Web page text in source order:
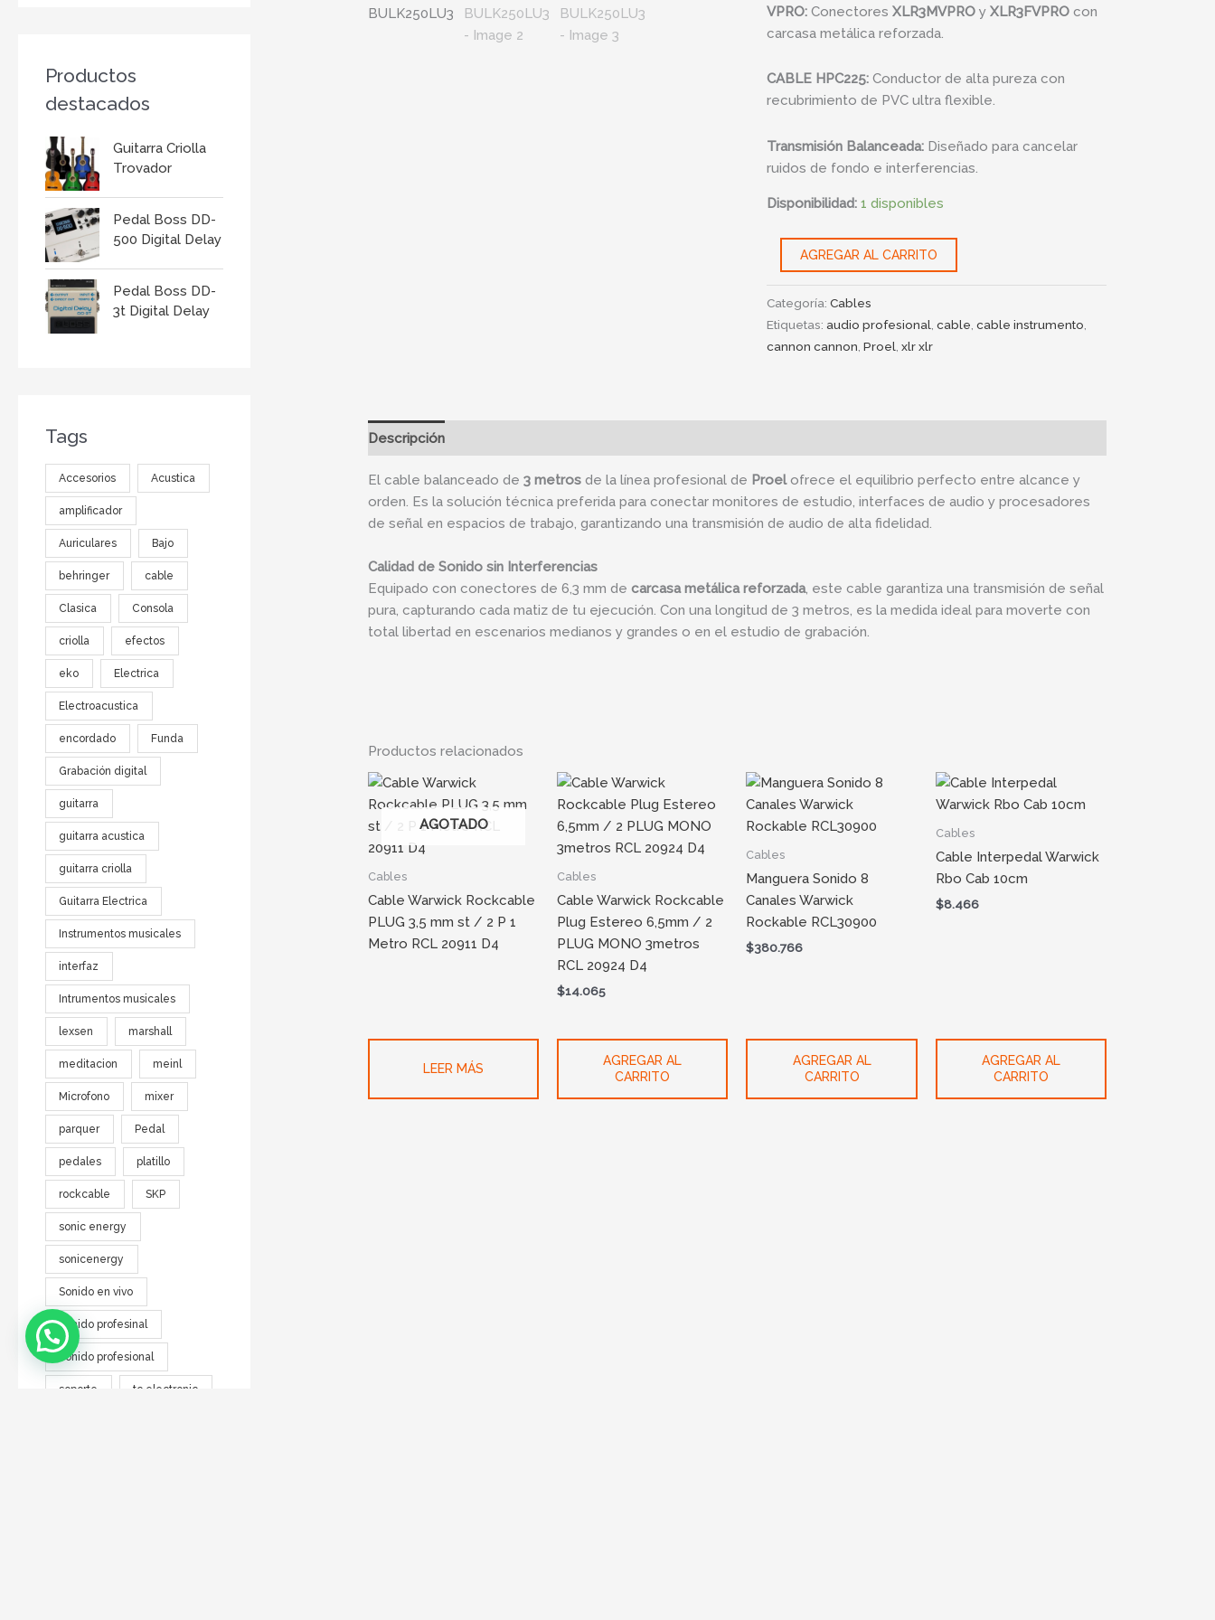
Productos
destacados
Guitarra Criolla
Trovador
Pedal Boss DD-
500 Digital Delay
Pedal Boss DD-
3t Digital Delay
Tags
Accesorios Acustica
amplificador
Auriculares Bajo
behringer cable
Clasica Consola
criolla efectos
eko Electrica
Electroacustica
encordado Funda
Grabación digital
guitarra
guitarra acustica
guitarra criolla
Guitarra Electrica
Instrumentos musicales
interfaz
Intrumentos musicales
lexsen marshall
meditacion meinl
Microfono mixer
parquer Pedal
pedales platillo
rockcable SKP
sonic energy
sonicenergy
Sonido en vivo
Sonido profesinal
Sonido profesional
soporte tc electronic
VPRO: ConectoresXLR3MVPRO yXLR3FVPRO con
carcasa metálica reforzada.
CABLE HPC225: Conductor de alta pureza con
recubrimiento de PVC ultra flexible.
Transmisión Balanceada: Diseñado para cancelar
ruidos de fondo e interferencias.
Disponibilidad: 1 disponibles
BULK250LU3
cantidad
AGREGAR AL CARRITO
Categoría:Cables
Etiquetas: audio profesional ,cable ,cable instrumento
cannon cannon ,Proel ,xlr xlr
Descripción
El cable balanceado de 3 metrosde la línea profesional de Proelofrece el equilibrio perfecto entre alcance y
orden. Es la solución técnica preferida para conectar monitores de estudio, interfaces de audio y procesadores
de señal en espacios de trabajo, garantizando una transmisión de audio de alta fidelidad.
Calidad de Sonido sin Interferencias
Equipado con conectores de 6,3 mm de carcasa metálica reforzada, este cable garantiza una transmisión de señal
pura, capturando cada matiz de tu ejecución. Con una longitud de 3 metros, es la medida ideal para moverte con
total libertad en escenarios medianos y grandes o en el estudio de grabación.
Productos relacionados
AGOTADO
Cables
Cable Warwick Rockcable
PLUG 3,5 mm st / 2 P 1
Metro RCL 20911 D4
LEER MÁS
Cables
Cable Warwick Rockcable
Plug Estereo 6,5mm / 2
PLUG MONO 3metros
RCL 20924 D4
$14.065
AGREGAR AL
CARRITO
Cables
Manguera Sonido 8
Canales Warwick
Rockable RCL30900
$380.766
AGREGAR AL
CARRITO
Cables
Cable Interpedal Warwick
Rbo Cab 10cm
$8.466
AGREGAR AL
CARRITO